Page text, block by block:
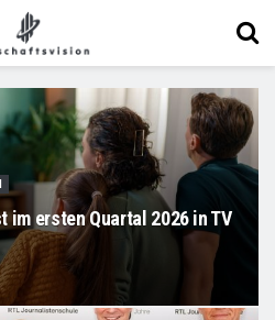
im ersten Quartal 2026 in TV